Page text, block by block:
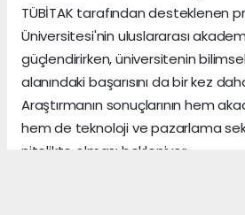
TÜBİTAK tarafından desteklenen
Üniversitesi'nin uluslararası
güçlendirirken, üniversitenin
alanındaki başarısını da bir kez
Araştırmanın sonuçlarının hem
hem de teknoloji ve pazarlama
nitelikte olması bekleniyor.